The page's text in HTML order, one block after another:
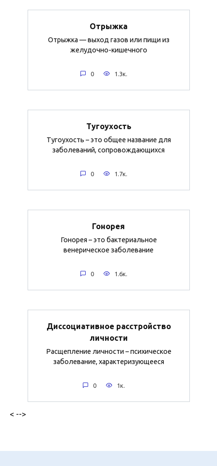
Отрыжка
Отрыжка — выход газов или пищи из
желудочно-кишечного
0 1.3к.
Тугоухость
Тугоухость – это общее название для
заболеваний, сопровождающихся
0 1.7к.
Гонорея
Гонорея – это бактериальное
венерическое заболевание
0 1.6к.
Диссоциативное расстройство
личности
Расщепление личности – психическое
заболевание, характеризующееся
0 1к.
< -->